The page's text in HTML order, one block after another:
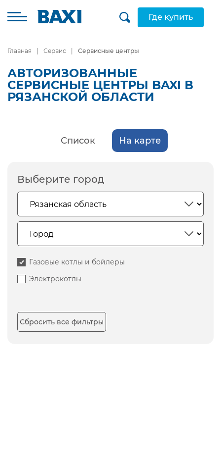
Где купить
Главная Сервис Сервисные центры
АВТОРИЗОВАННЫЕ
СЕРВИСНЫЕ ЦЕНТРЫ BAXI В
РЯЗАНСКОЙ ОБЛАСТИ
Список На карте
Выберите город
Газовые котлы и бойлеры
Электрокотлы
Сбросить все фильтры